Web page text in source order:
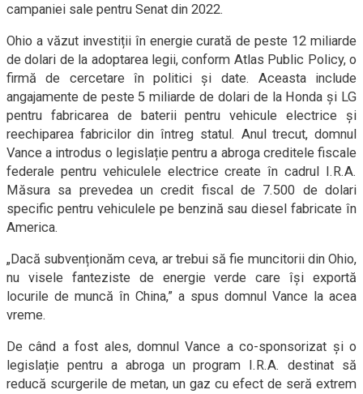
campaniei sale pentru Senat din 2022.
Ohio a văzut investiții în energie curată de peste 12 miliarde
de dolari de la adoptarea legii, conform Atlas Public Policy, o
firmă de cercetare în politici și date. Aceasta include
angajamente de peste 5 miliarde de dolari de la Honda și LG
pentru fabricarea de baterii pentru vehicule electrice și
reechiparea fabricilor din întreg statul. Anul trecut, domnul
Vance a introdus o legislație pentru a abroga creditele fiscale
federale pentru vehiculele electrice create în cadrul I.R.A.
Măsura sa prevedea un credit fiscal de 7.500 de dolari
specific pentru vehiculele pe benzină sau diesel fabricate în
America.
„Dacă subvenționăm ceva, ar trebui să fie muncitorii din Ohio,
nu visele fanteziste de energie verde care își exportă
locurile de muncă în China,” a spus domnul Vance la acea
vreme.
De când a fost ales, domnul Vance a co-sponsorizat și o
legislație pentru a abroga un program I.R.A. destinat să
reducă scurgerile de metan, un gaz cu efect de seră extrem